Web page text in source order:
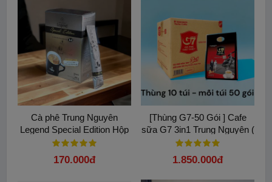
Cà phê Trung Nguyên
Legend Special Edition Hộp
450G (25g x 18 Gói)
170.000đ
[Thùng G7-50 Gói ] Cafe
sữa G7 3in1 Trung Nguyên (
800g / gói - Thùng 10 gói )
1.850.000đ